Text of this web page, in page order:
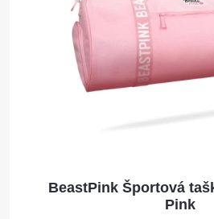
BeastPink Športová
Pink